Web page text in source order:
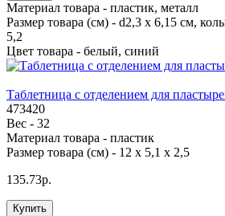
Материал товара - пластик, металл
Размер товара (см) - d2,3 х 6,15 см,
5,2
Цвет товара - белый, синий
Таблетница с отделением для
473420
Вес - 32
Материал товара - пластик
Размер товара (см) - 12 х 5,1 х 2,5
135.73р.
Купить